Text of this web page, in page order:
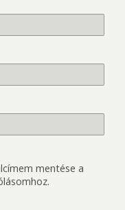
mentése a